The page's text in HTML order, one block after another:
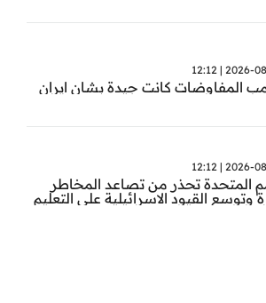
2026-08-05
المفاوضات كانت جيدة بشان ايران
2026-08-05
المتحدة تحذر من تصاعد المخاطر
وتوسع القيود الاسرائيلية على التعليم